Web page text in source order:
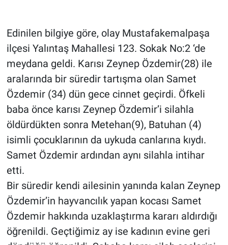
Edinilen bilgiye göre, olay Mustafakemalpaşa
ilçesi Yalıntaş Mahallesi 123. Sokak No:2 ‘de
meydana geldi. Karısı Zeynep Özdemir(28) ile
aralarında bir süredir tartışma olan Samet
Özdemir (34) dün gece cinnet geçirdi. Öfkeli
baba önce karısı Zeynep Özdemir’i silahla
öldürdükten sonra Metehan(9), Batuhan (4)
isimli çocuklarının da uykuda canlarına kıydı.
Samet Özdemir ardından aynı silahla intihar
etti.
Bir süredir kendi ailesinin yanında kalan Zeynep
Özdemir’in hayvancılık yapan kocası Samet
Özdemir hakkında uzaklaştırma kararı aldırdığı
öğrenildi. Geçtiğimiz ay ise kadının evine geri
Bilim ve Teknoloji